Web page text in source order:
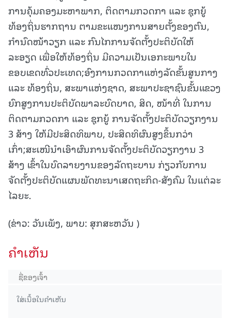
ການຄຸ້ມຄອງມະຫາພາກ, ຕິດຕາມກວດກາ ແລະ ຊຸກຍູ້
ທ້ອງຖິ່ນຮາກຖານ ຕາມຂະແໜງການສາຍຕັ້ງຂອງຕົນ,
ກຳນົດໜ້າວຽກ ແລະ ກົນໄກການຈັດຕັ້ງປະຕິບັດໃຫ້
ລະອຽດ ເພື່ອໃຫ້ທ້ອງຖິ່ນ ມີຄວາມເປັນເອກະພາບໃນ
ຂອບເຂດທົ່ວປະເທດ;ອົງການກວດກາແຫ່ງລັດຂັ້ນສູນກາງ
ແລະ ທ້ອງຖິ່ນ, ສະພາແຫ່ງຊາດ, ສະພາປະຊາຊົນຂັ້ນແຂວງ
ຍົກສູງການປະຕິບັດພາລະບົດບາດ, ສິດ, ໜ້າທີ່ ໃນການ
ຕິດຕາມກວດກາ ແລະ ຊຸກຍູ້ ການຈັດຕັ້ງປະຕິບັດວຽກງານ
3 ສ້າງ ໃຫ້ມີປະສິດທິພາບ, ປະສິດທິຜົນສູງຂຶ້ນກວ່າ
ເກົ່າ;ສະເໜີນໍາເອົາຜົນການຈັດຕັ້ງປະຕິບັດວຽກງານ 3
ສ້າງ ເຂົ້າໃນບົດລາຍງານຂອງລັດຖະບານ ກ່ຽວກັບການ
ຈັດຕັ້ງປະຕິບັດແຜນພັດທະນາເສດຖະກິດ-ສັງຄົມ ໃນແຕ່ລະ
ໄລຍະ.
(ຂ່າວ: ວັນເພັງ, ພາບ: ສຸກສະຫວັນ )
ຄໍາເຫັນ